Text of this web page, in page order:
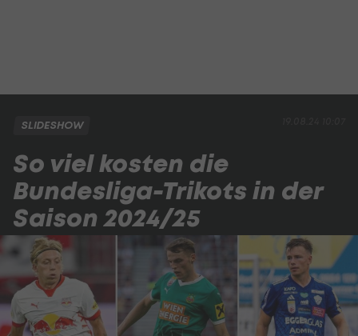
SLIDESHOW
So viel kosten die
Bundesliga-Trikots in der
Saison 2024/25